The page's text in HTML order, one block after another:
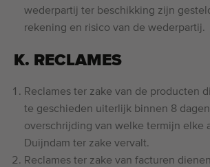
wederpartij ter beschikking zijn
rekening en risico van de wederpartij.
K. RECLAMES
Reclames ter zake van de producten
te geschieden uiterlijk binnen 8
overschrijding van welke termijn elke
Duijndam ter zake vervalt.
Reclames ter zake van facturen